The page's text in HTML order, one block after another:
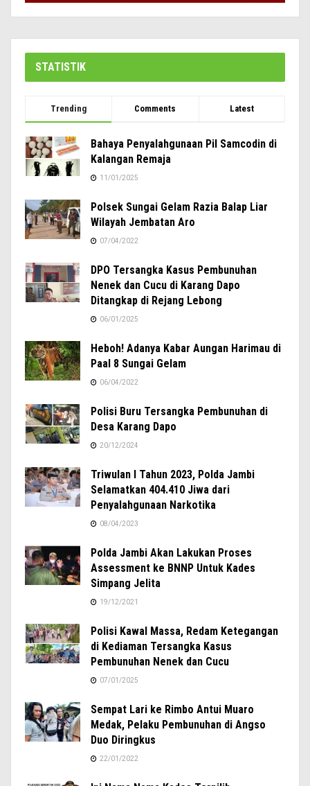
STATISTIK
Trending Comments Latest
Bahaya Penyalahgunaan Pil Samcodin di
Kalangan Remaja
11/01/2025
Polsek Sungai Gelam Razia Balap Liar
Wilayah Jembatan Aro
07/04/2022
DPO Tersangka Kasus Pembunuhan
Nenek dan Cucu di Karang Dapo
Ditangkap di Rejang Lebong
06/01/2025
Heboh! Adanya Kabar Aungan Harimau di
Paal 8 Sungai Gelam
06/04/2022
Polisi Buru Tersangka Pembunuhan di
Desa Karang Dapo
20/12/2024
Triwulan I Tahun 2023, Polda Jambi
Selamatkan 404.410 Jiwa dari
Penyalahgunaan Narkotika
08/04/2023
Polda Jambi Akan Lakukan Proses
Assessment ke BNNP Untuk Kades
Simpang Jelita
19/12/2021
Polisi Kawal Massa, Redam Ketegangan
di Kediaman Tersangka Kasus
Pembunuhan Nenek dan Cucu
07/01/2025
Sempat Lari ke Rimbo Antui Muaro
Medak, Pelaku Pembunuhan di Angso
Duo Diringkus
22/01/2022